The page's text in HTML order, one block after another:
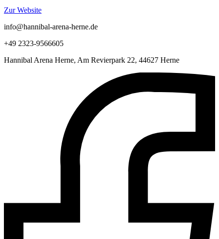
Zur Website
info@hannibal-arena-herne.de
+49 2323-9566605
Hannibal Arena Herne, Am Revierpark 22, 44627 Herne